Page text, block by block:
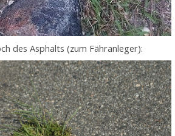
des Asphalts (zum Fähranleger):